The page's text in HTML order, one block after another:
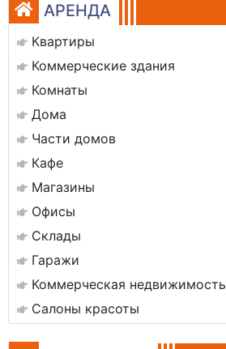
АРЕНДА
Квартиры
Коммерческие здания
Комнаты
Дома
Части домов
Кафе
Магазины
Офисы
Склады
Гаражи
Коммерческая недвижимость
Салоны красоты